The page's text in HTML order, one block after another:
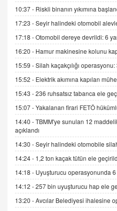
İNCİ GÜL AKÖL
Trump Keşke
06.07.2026 13:00
ADEM AKÖL
Esed
Sednaya
11.12.2024 12:30
DR. EKREM
Gerçek Ne, Algı
Cümlesinin
19.07.2025 12:45
GÖNÜL MENEKŞE
Şifacının Yolu
04.11.2025 12:56
AV. RÜMEYSA
10:37 - Riskli binanın yıkımına
17:23 -Seyir halindeki otomobil
17:18 -Otomobil dereye devrildi: 6
16:20 - Hamur makinesine kolunu
15:59 -Silah kaçakçılığı operasyonu:
15:52 - Elektrik akımına kapılan
15:43 -236 ruhsatsız tabanca ele
15:07 -Yakalanan firari FETÖ
14:40 -TBMM'ye sunulan 12
açıklandı
14:30 -Seyir halindeki otomobile
14:24 - 1,2 ton kaçak tütün ele
14:18 - Uyuşturucu operasyonunda
14:12 -257 bin uyuşturucu hap ele
13:20 -Avcılar Belediyesi ihalesine